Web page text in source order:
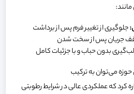
جلوگیری از تغییر فرم پس از برداشت
جریان پس از سخت شدن
بدون حباب و با جزئیات کامل
حوزه می‌توان به ترکیب
کرد که عملکردی عالی در شرایط رطوبتی